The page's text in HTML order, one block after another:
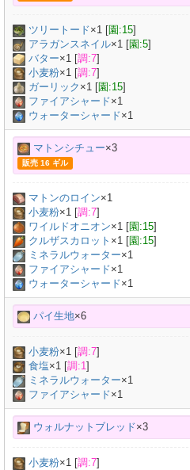
ツリートード×1 [園:15]
アラガンスネイル×1 [園:5]
バター×1 [調:7]
小麦粉×1 [調:7]
ガーリック ×1 [園:15]
ファイアシャード×1
ウォーターシャード×1
マトンシチュー×3
販売 16 ギル
マトンのロイン×1
小麦粉×1 [調:7]
ワイルドオニオン×1 [園:15]
クルザスカロット ×1 [園:15]
ミネラルウォーター×1
ファイアシャード×1
ウォーターシャード×1
パイ生地×6
小麦粉×1 [調:7]
食塩×1 [調:1]
ミネラルウォーター×1
ファイアシャード×1
ウォルナットブレッド×3
小麦粉×1 [調:7]